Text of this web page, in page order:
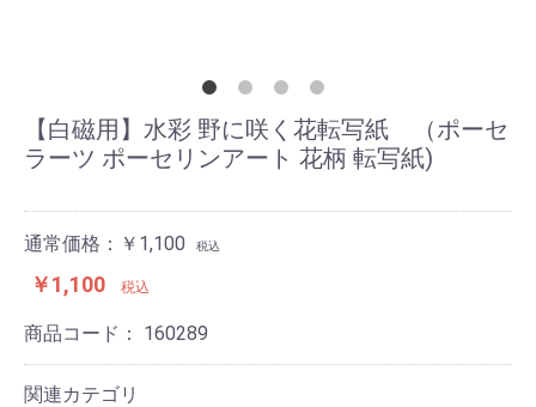
【白磁用】水彩 野に咲く花転写紙 （ポーセ
ラーツ ポーセリンアート 花柄 転写紙)
通常価格：￥1,100 税込
￥1,100 税込
商品コード： 160289
関連カテゴリ